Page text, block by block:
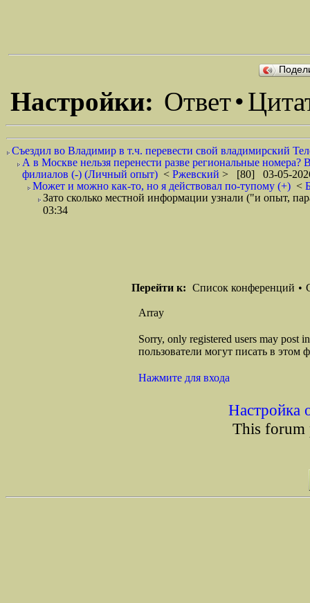
Настройки: Ответ•
Съездил во Владимир в т.ч. перевести свой владимирский
А в Москве нельзя перенести разве региональные
филиалов (-) (Личный опыт) < Ржевский > [80] 03-05-
Может и можно как-то, но я действовал по-тупому (+) <
Зато сколько местной информации узнали ("и опыт,
03:34
Перейти к: Список конференций •
Array
Sorry, only registered users may post
пользователи могут писать в этом
Нажмите для входа
Настройка
This